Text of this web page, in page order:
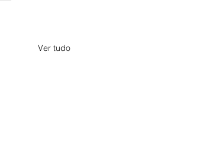
Ver tudo